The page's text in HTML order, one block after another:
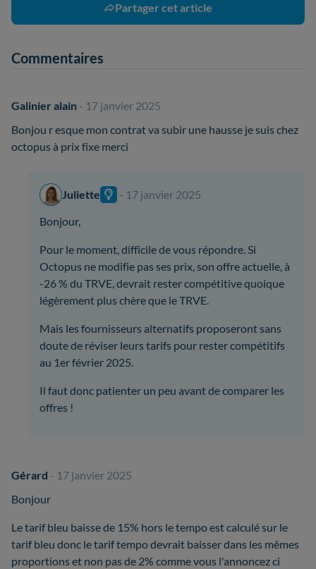
Partager cet article
Commentaires
Galinier alain - 17 janvier 2025
Bonjou r esque mon contrat va subir une hausse je suis chez
octopus à prix fixe merci
Juliette
- 17 janvier 2025
Bonjour,
Pour le moment, difficile de vous répondre. Si
Octopus ne modifie pas ses prix, son offre actuelle, à
-26 % du TRVE, devrait rester compétitive quoique
légèrement plus chère que le TRVE.
Mais les fournisseurs alternatifs proposeront sans
doute de réviser leurs tarifs pour rester compétitifs
au 1er février 2025.
Il faut donc patienter un peu avant de comparer les
offres !
Gérard - 17 janvier 2025
Bonjour
Le tarif bleu baisse de 15% hors le tempo est calculé sur le
tarif bleu donc le tarif tempo devrait baisser dans les mêmes
proportions et non pas de 2% comme vous l'annoncez ci